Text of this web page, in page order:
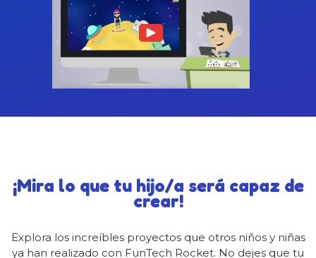
¡Mira lo que tu hijo/a será capaz de
crear!
Explora los increíbles proyectos que otros niños y niñas
ya han realizado con FunTech Rocket. No dejes que tu